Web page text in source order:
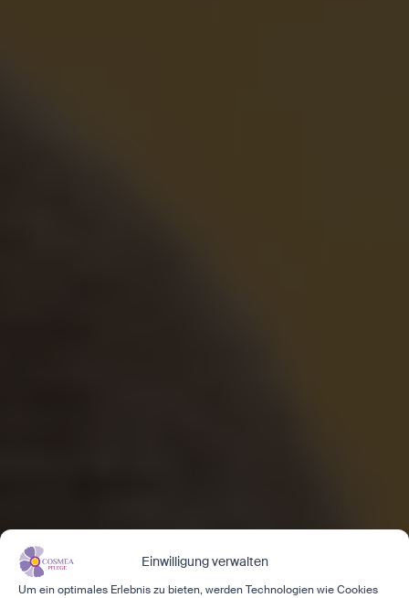
Einwilligung verwalten
Um ein optimales Erlebnis zu bieten, werden Technologien wie Cookies